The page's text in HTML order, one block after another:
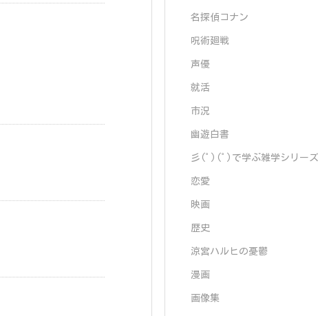
名探偵コナン
呪術廻戦
声優
就活
市況
幽遊白書
彡(ﾟ)(ﾟ)で学ぶ雑学シリーズ
恋愛
映画
歴史
涼宮ハルヒの憂鬱
漫画
画像集